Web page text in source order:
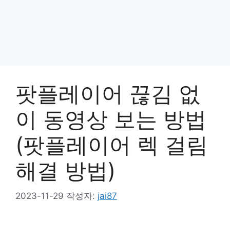
팟플레이어 끊김 없
이 동영상 보는 방법
(팟플레이어 렉 걸림
해결 방법)
2023-11-29 작성자: jai87